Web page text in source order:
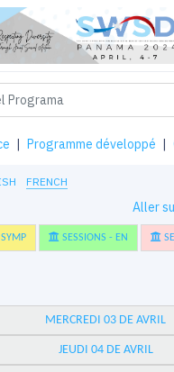
| Programme développé |
FRENCH
Aller
SESSIONS - EN
MERCREDI 03 DE AVRIL
JEUDI 04 DE AVRIL